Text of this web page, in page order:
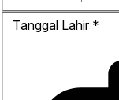
Tanggal Lahir *